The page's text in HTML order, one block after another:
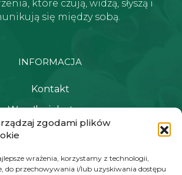
zgodami plików
wrażenia, korzystamy z technologii,
do przechowywania i/lub uzyskiwania dostępu
które czują, widzą, słyszą i
się między sobą.
INFORMACJA
Kontakt
Wysyłka i dostawa
prywatności i regulamin